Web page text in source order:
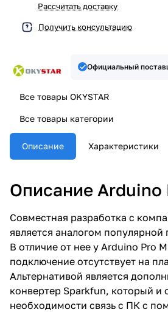
Рассчитать доставку
Получить консультацию
Официальный
Все товары OKYSTAR
Все товары категории
Описание Характеристики
Описание Arduino
Совместная разработка с
является аналогом
В отличие от нее у Arduino Pro
подключение отсутствует на
Альтернативой является
конвертер Sparkfun, который и
необходимости связь с ПК с